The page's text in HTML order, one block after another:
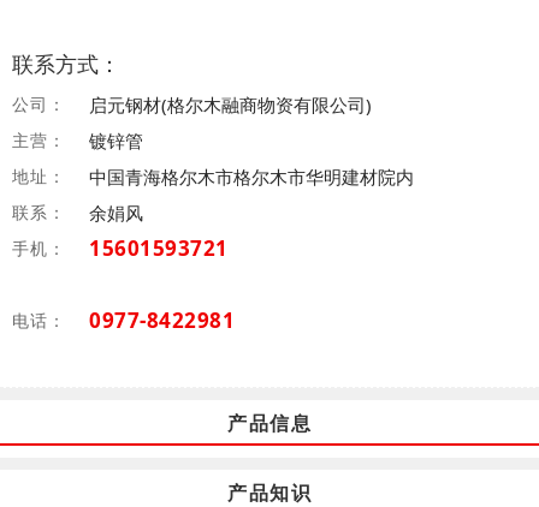
联系方式：
公司： 启元钢材(格尔木融商物资有限公司)
主营： 镀锌管
地址： 中国青海格尔木市格尔木市华明建材院内
联系： 余娟风
手机： 15601593721
电话： 0977-8422981
产品信息
产品知识